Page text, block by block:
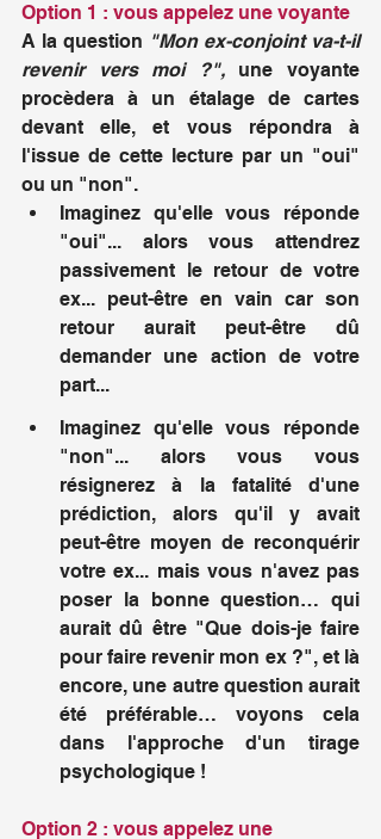
Option 1 : vous appelez une voyante
A la question "Mon ex-conjoint va-t-il
revenir vers moi ?", une voyante
procèdera à un étalage de cartes
devant elle, et vous répondra à
l'issue de cette lecture par un "oui"
ou un "non".
Imaginez qu'elle vous réponde
"oui"... alors vous attendrez
passivement le retour de votre
ex... peut-être en vain car son
retour aurait peut-être dû
demander une action de votre
part...
Imaginez qu'elle vous réponde
"non"... alors vous vous
résignerez à la fatalité d'une
prédiction, alors qu'il y avait
peut-être moyen de reconquérir
votre ex... mais vous n'avez pas
poser la bonne question… qui
aurait dû être "Que dois-je faire
pour faire revenir mon ex ?", et là
encore, une autre question aurait
été préférable… voyons cela
dans l'approche d'un tirage
psychologique !
Option 2 : vous appelez une